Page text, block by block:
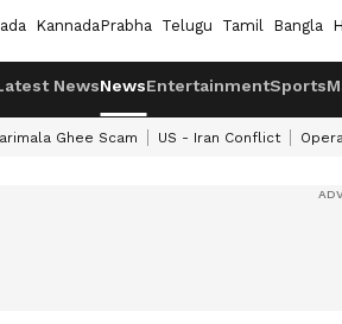
KannadaPrabha Telugu Tamil Bangla
NewsNewsEntertainmentSports
Ghee Scam US - Iran Conflict